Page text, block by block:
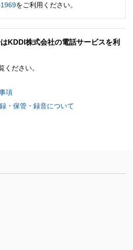
をご利用ください。
KDDI株式会社の電話サービスを利
ください。
項
・保管・録音について